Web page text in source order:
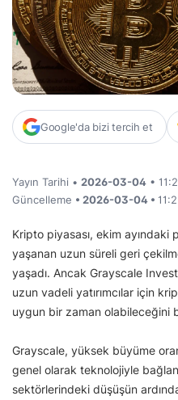
Google'da bizi tercih et
Yayın Tarihi • 2026-03-04 •
Güncelleme • 2026-03-04 •
Kripto piyasası, ekim ayındaki
yaşanan uzun süreli geri
yaşadı. Ancak Grayscale
uzun vadeli yatırımcılar için
uygun bir zaman olabileceğini
Grayscale, yüksek büyüme
genel olarak teknolojiyle
sektörlerindeki düşüşün